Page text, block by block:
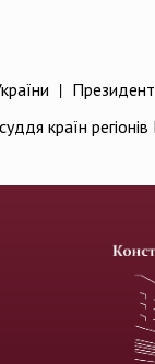
|
країн